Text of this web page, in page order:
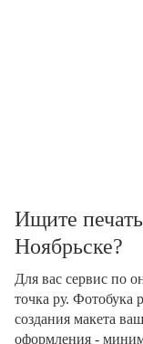
Ищите
Ноябрьске?
Для вас сервис по
точка ру. Фотобука
создания макета
оформления -